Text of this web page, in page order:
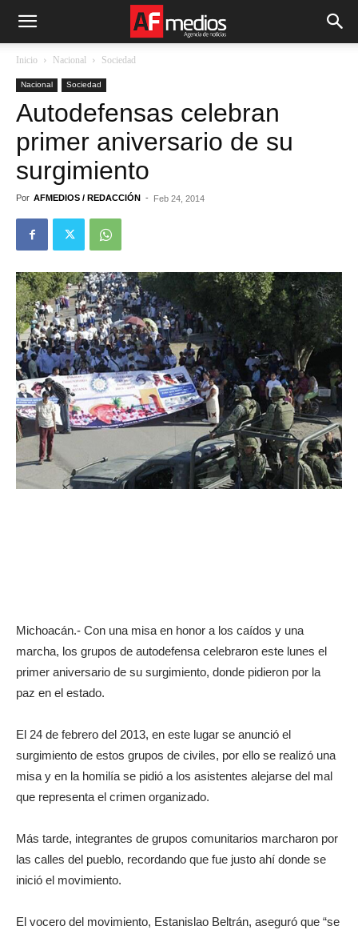
Inicio Nacional Sociedad
Nacional Sociedad
Autodefensas celebran
primer aniversario de su
surgimiento
Por AFMEDIOS / REDACCIÓN - Feb 24, 2014
Michoacán.- Con una misa en honor a los caídos y una
marcha, los grupos de autodefensa celebraron este lunes el
primer aniversario de su surgimiento, donde pidieron por la
paz en el estado.
El 24 de febrero del 2013, en este lugar se anunció el
surgimiento de estos grupos de civiles, por ello se realizó una
misa y en la homilía se pidió a los asistentes alejarse del mal
que representa el crimen organizado.
Más tarde, integrantes de grupos comunitarios marcharon por
las calles del pueblo, recordando que fue justo ahí donde se
inició el movimiento.
El vocero del movimiento, Estanislao Beltrán, aseguró que “se